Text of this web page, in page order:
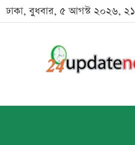
ঢাকা, বুধবার, ৫ আগস্ট ২০২৬,